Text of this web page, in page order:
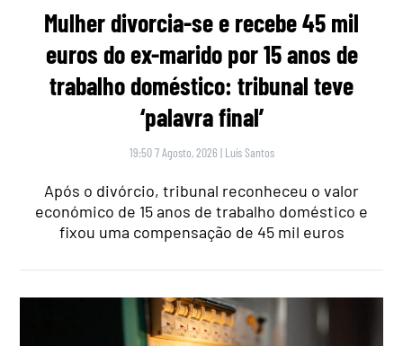
Mulher divorcia-se e recebe 45 mil
euros do ex-marido por 15 anos de
trabalho doméstico: tribunal teve
‘palavra final’
19:50 7 Agosto, 2026 | Luís Santos
Após o divórcio, tribunal reconheceu o valor
económico de 15 anos de trabalho doméstico e
fixou uma compensação de 45 mil euros